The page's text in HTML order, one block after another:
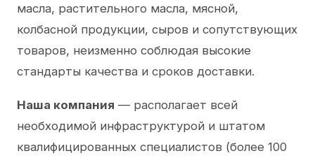
масла, растительного масла, мясной,
колбасной продукции, сыров и сопутствующих
товаров, неизменно соблюдая высокие
стандарты качества и сроков доставки.
Наша компания — располагает всей
необходимой инфраструктурой и штатом
квалифицированных специалистов (более 100